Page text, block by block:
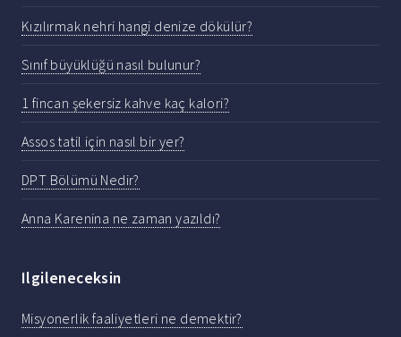
Kızılırmak nehri hangi denize dökülür?
Sınıf büyüklüğü nasıl bulunur?
1 fincan şekersiz kahve kaç kalori?
Assos tatil için nasıl bir yer?
DPT Bölümü Nedir?
Anna Karenina ne zaman yazıldı?
Ilgileneceksin
Misyonerlik faaliyetleri ne demektir?